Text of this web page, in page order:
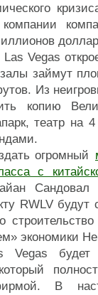
Vegas
займут
Из
копию
театр на
огромный
с
Сандовал
RWLV будут
экономики
Vegas будет
В